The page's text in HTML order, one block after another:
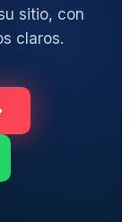
sitio, con
claros.